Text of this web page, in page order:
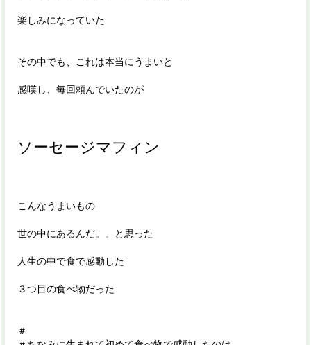
楽しみになっていた
その中でも、これは本当にうまいと
感嘆し、毎回頼んでいたのが
ソーセージマフィン
こんなうまいもの
世の中にあるんだ。。と思った
人生の中で食で感動した
３つ目の食べ物だった
＃